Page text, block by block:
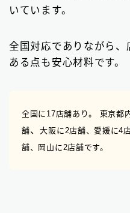
いています。
全国対応でありながら
ある点も安心材料です。
全国に17店舗あり。 東京都
舗、大阪に2店舗、愛媛に4
舗、岡山に2店舗です。